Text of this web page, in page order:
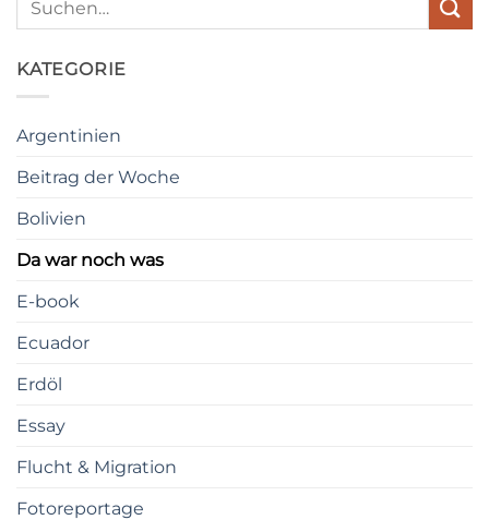
KATEGORIE
Argentinien
Beitrag der Woche
Bolivien
Da war noch was
E-book
Ecuador
Erdöl
Essay
Flucht & Migration
Fotoreportage